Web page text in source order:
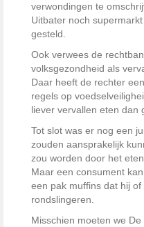
verwondingen te
Uitbater noch
gesteld.
Ook verwees de
volksgezondheid als
Daar heeft de rechter
regels op
liever vervallen eten dan
Tot slot was er nog een
zouden aansprakelijk
zou worden door het
Maar een consument
een pak muffins dat hij
rondslingeren.
Misschien moeten we